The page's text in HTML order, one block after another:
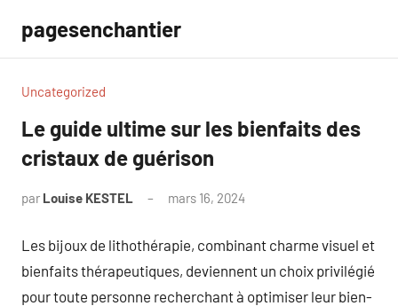
contenu
pagesenchantier
Uncategorized
Le guide ultime sur les bienfaits des
cristaux de guérison
par Louise KESTEL mars 16, 2024
Les bijoux de lithothérapie, combinant charme visuel et
bienfaits thérapeutiques, deviennent un choix privilégié
pour toute personne recherchant à optimiser leur bien-